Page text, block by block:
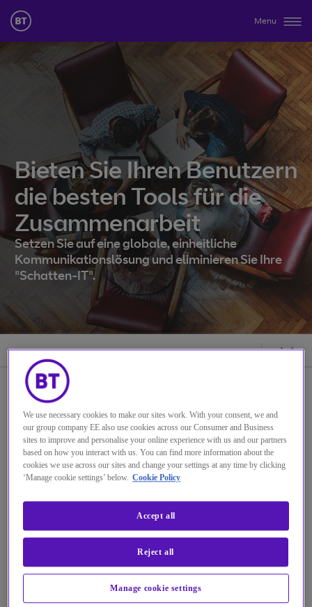
Menu
Bieten Sie Ihren Benutzern
die besten Tools für die
Zusammenarbeit
Setzen Sie auf eine globale, einheitliche
Kommunikationslösung und eliminieren Sie Ihre
"Schatten-IT".
Unser Ansatz
Wenn verschiedene Abteilungen
im Unternehmen unterschiedliche
Kommunikationsmittel
implementiert haben, stehen Sie
vor einer großen Herausforderung.
Die Vielzahl der online verfügbaren Cloud-
We use necessary cookies to make our sites work. With your consent, we and
our group company EE also use cookies across our Consumer and Business
sites to improve and personalise your online experience with us and our partners
based on how you interact with us. You can find more information about the
cookies we use across our sites and change your settings at any time by clicking
‘Manage cookie settings’ below. Cookie Policy
Manage cookie settings
Reject all
Accept all